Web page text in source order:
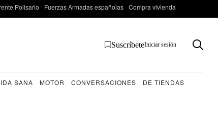
Polisario Fuerzas Armadas españolas Compra vivienda
SuscríbeteIniciar sesión
SANA MOTOR CONVERSACIONES
DE TIENDAS